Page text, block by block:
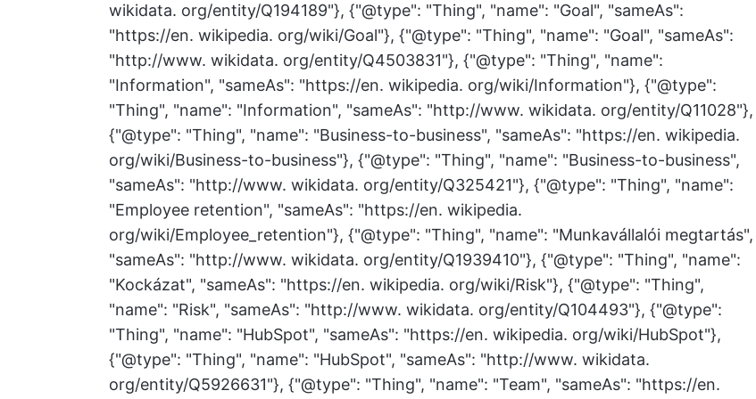
wikidata. org/entity/Q194189"}, {"@type": "Thing", "name": "Goal", "sameAs":
"https://en. wikipedia. org/wiki/Goal"}, {"@type": "Thing", "name": "Goal", "sameAs":
"http://www. wikidata. org/entity/Q4503831"}, {"@type": "Thing", "name":
"Information", "sameAs": "https://en. wikipedia. org/wiki/Information"}, {"@type":
"Thing", "name": "Information", "sameAs": "http://www. wikidata. org/entity/Q11028"},
{"@type": "Thing", "name": "Business-to-business", "sameAs": "https://en. wikipedia.
org/wiki/Business-to-business"}, {"@type": "Thing", "name": "Business-to-business",
"sameAs": "http://www. wikidata. org/entity/Q325421"}, {"@type": "Thing", "name":
"Employee retention", "sameAs": "https://en. wikipedia.
org/wiki/Employee_retention"}, {"@type": "Thing", "name": "Munkavállalói megtartás",
"sameAs": "http://www. wikidata. org/entity/Q1939410"}, {"@type": "Thing", "name":
"Kockázat", "sameAs": "https://en. wikipedia. org/wiki/Risk"}, {"@type": "Thing",
"name": "Risk", "sameAs": "http://www. wikidata. org/entity/Q104493"}, {"@type":
"Thing", "name": "HubSpot", "sameAs": "https://en. wikipedia. org/wiki/HubSpot"},
{"@type": "Thing", "name": "HubSpot", "sameAs": "http://www. wikidata.
org/entity/Q5926631"}, {"@type": "Thing", "name": "Team", "sameAs": "https://en.